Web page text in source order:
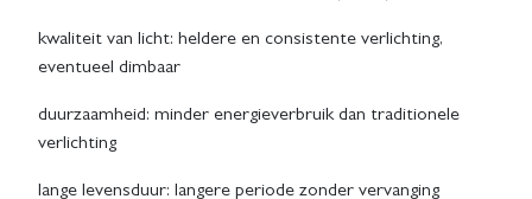
kwaliteit van licht: heldere en consistente verlichting,
eventueel dimbaar
duurzaamheid: minder energieverbruik dan traditionele
verlichting
lange levensduur: langere periode zonder vervanging